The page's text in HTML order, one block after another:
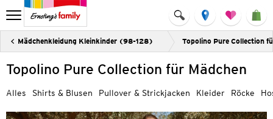
Mädchenkleidung Kleinkinder (98-128) Topolino Pure Collection
Topolino Pure Collection für Mädchen
Alles Shirts & Blusen Pullover & Strickjacken Kleider Röcke